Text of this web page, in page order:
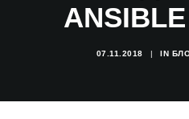
07.11.2018 | IN